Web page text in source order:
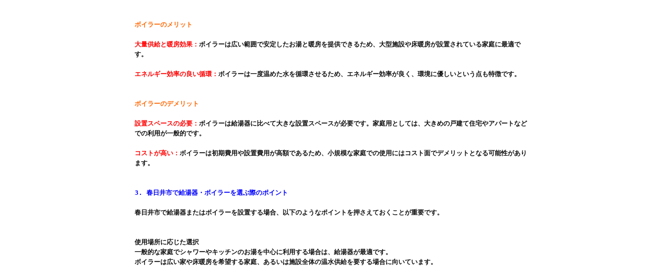
ボイラーのメリット
大量供給と暖房効果：ボイラーは広い範囲で安定したお湯と暖房を提供できるため、大型施設や床暖房が設置されている家庭に最適で
す。
エネルギー効率の良い循環：ボイラーは一度温めた水を循環させるため、エネルギー効率が良く、環境に優しいという点も特徴です。
ボイラーのデメリット
設置スペースの必要：ボイラーは給湯器に比べて大きな設置スペースが必要です。家庭用としては、大きめの戸建て住宅やアパートなど
での利用が一般的です。
コストが高い：ボイラーは初期費用や設置費用が高額であるため、小規模な家庭での使用にはコスト面でデメリットとなる可能性があり
ます。
3. 春日井市で給湯器・ボイラーを選ぶ際のポイント
春日井市で給湯器またはボイラーを設置する場合、以下のようなポイントを押さえておくことが重要です。
使用場所に応じた選択
一般的な家庭でシャワーやキッチンのお湯を中心に利用する場合は、給湯器が最適です。
ボイラーは広い家や床暖房を希望する家庭、あるいは施設全体の温水供給を要する場合に向いています。